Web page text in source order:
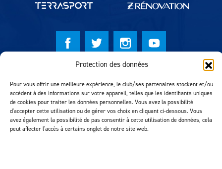
Protection des données
Pour vous offrir une meilleure expérience, le club/ses partenaires stockent et/ou
accèdent à des informations sur votre appareil, telles que les identifiants uniques
de cookies pour traiter les données personnelles. Vous avez la possibilité
d'accepter cette utilisation ou de gérer vos choix en cliquant ci-dessous. Vous
avez également la possibilité de pas consentir à cette utilisation de données, cela
peut affecter l'accès à certains onglet de notre site web.
Réalisation MTM Agency